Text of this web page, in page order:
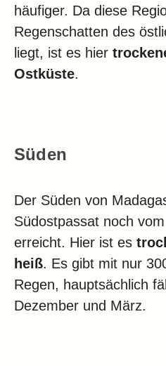
häufiger. Da diese
Regenschatten des
liegt, ist es hier
Ostküste.
Süden
Der Süden von
Südostpassat noch
erreicht. Hier ist es
heiß. Es gibt mit nur
Regen, hauptsächlich
Dezember und März.